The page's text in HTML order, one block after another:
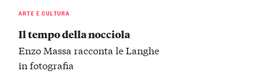
ARTE E CULTURA
Il tempo della nocciola
Enzo Massa racconta le Langhe
in fotografia